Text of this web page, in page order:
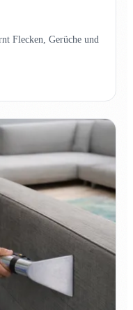
Flecken, Gerüche und